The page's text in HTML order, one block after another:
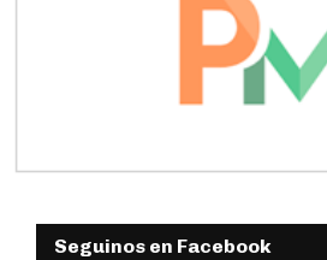
Seguinos en Facebook